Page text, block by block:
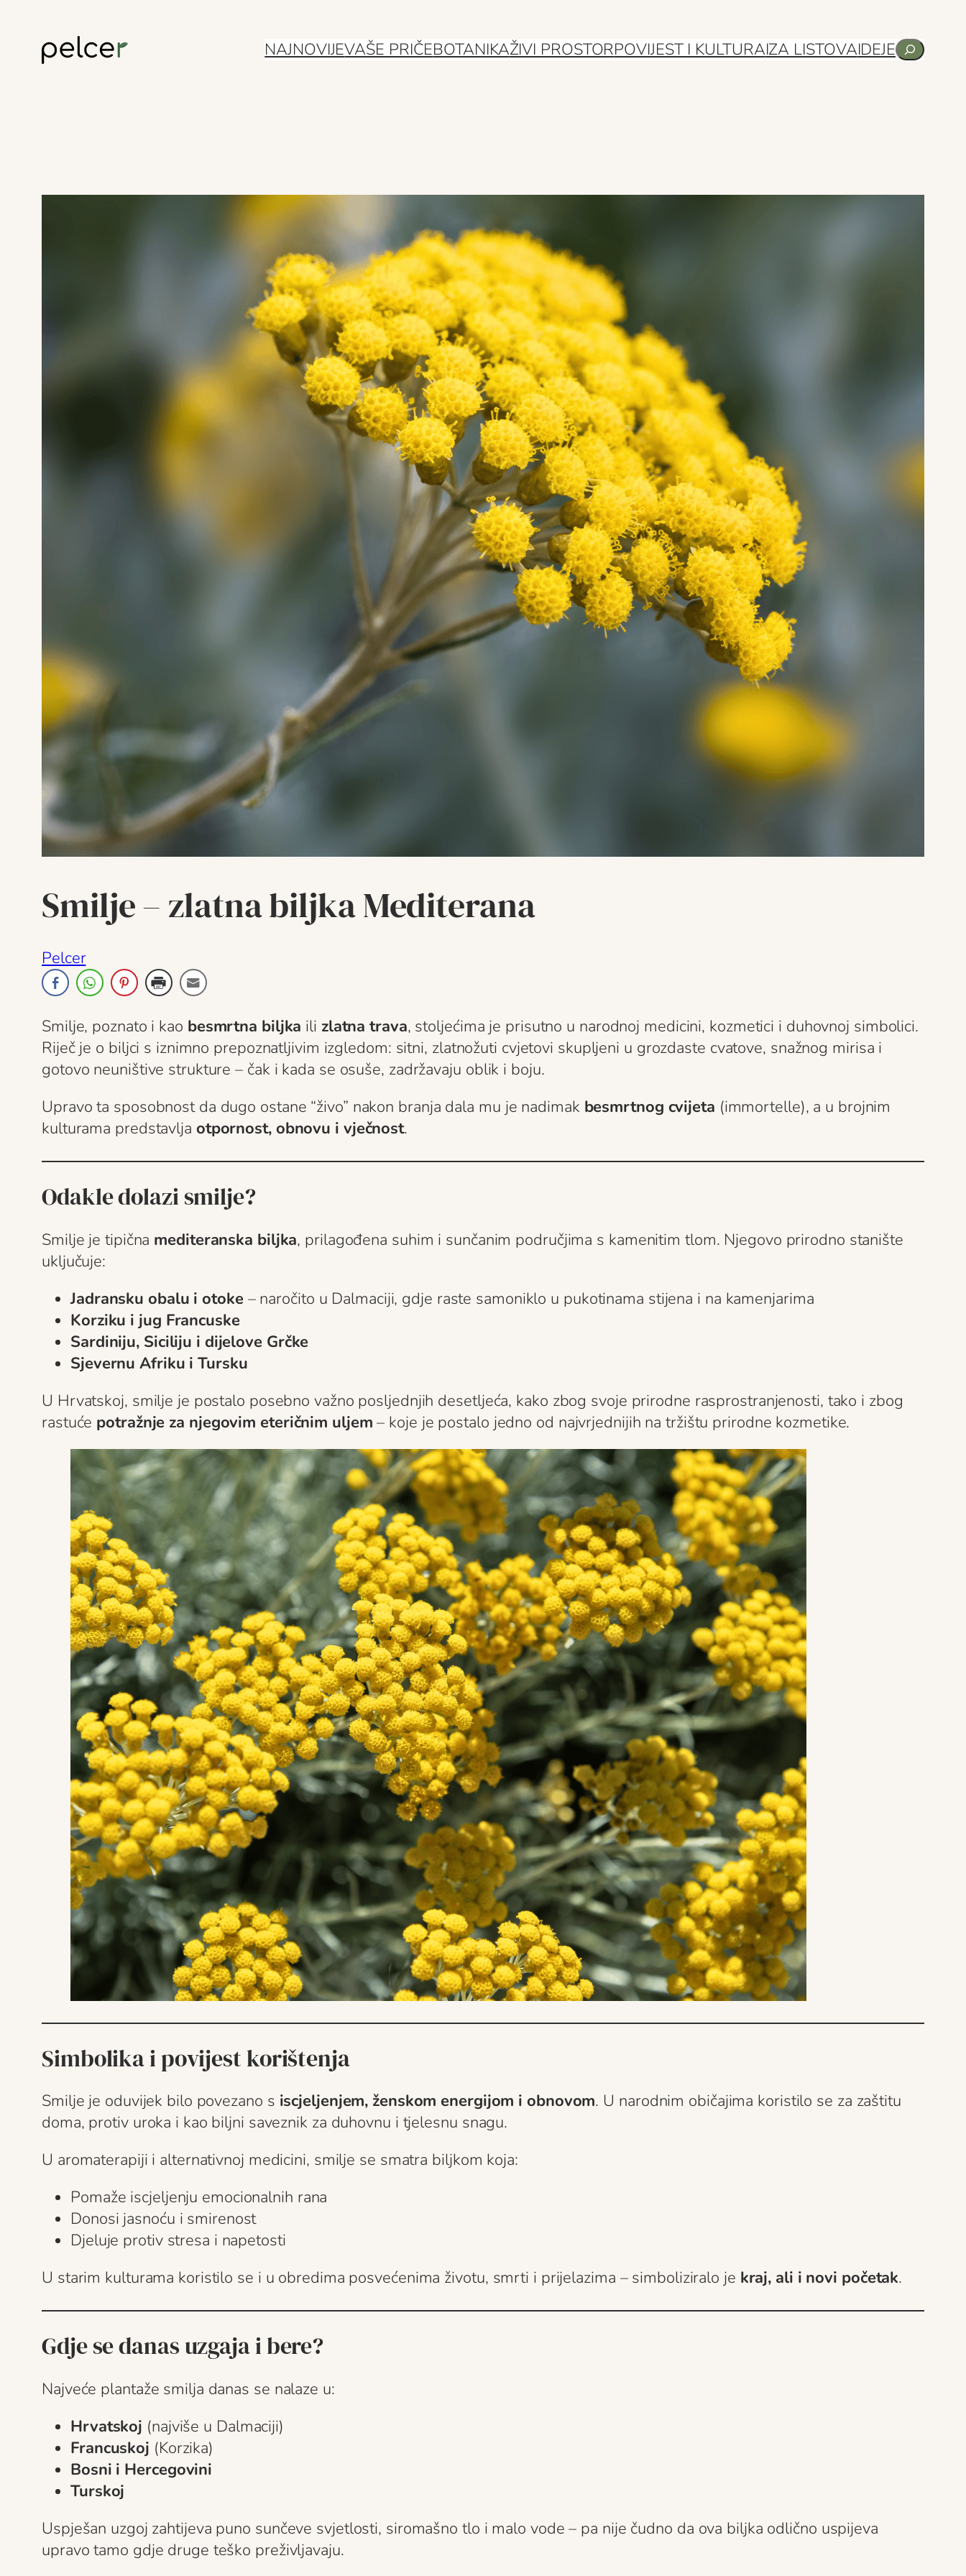
NAJNOVIJEVAŠE PRIČEBOTANIKAŽIVI PROSTORPOVIJEST I KULTURAIZA LISTOVAIDEJEPretraga
Smilje – zlatna biljka Mediterana
Pelcer
Smilje, poznato i kao besmrtna biljka ili zlatna trava, stoljećima je prisutno u narodnoj medicini, kozmetici i duhovnoj simbolici.
Riječ je o biljci s iznimno prepoznatljivim izgledom: sitni, zlatnožuti cvjetovi skupljeni u grozdaste cvatove, snažnog mirisa i
gotovo neuništive strukture – čak i kada se osuše, zadržavaju oblik i boju.
Upravo ta sposobnost da dugo ostane “živo” nakon branja dala mu je nadimak besmrtnog cvijeta (immortelle), a u brojnim
kulturama predstavlja otpornost, obnovu i vječnost.
Odakle dolazi smilje?
Smilje je tipična mediteranska biljka, prilagođena suhim i sunčanim područjima s kamenitim tlom. Njegovo prirodno stanište
uključuje:
Jadransku obalu i otoke– naročito u Dalmaciji, gdje raste samoniklo u pukotinama stijena i na kamenjarima
Korziku i jug Francuske
Sardiniju, Siciliju i dijelove Grčke
Sjevernu Afriku i Tursku
U Hrvatskoj, smilje je postalo posebno važno posljednjih desetljeća, kako zbog svoje prirodne rasprostranjenosti, tako i zbog
rastuće potražnje za njegovim eteričnim uljem – koje je postalo jedno od najvrjednijih na tržištu prirodne kozmetike.
Simbolika i povijest korištenja
Smilje je oduvijek bilo povezano s iscjeljenjem, ženskom energijom i obnovom. U narodnim običajima koristilo se za zaštitu
doma, protiv uroka i kao biljni saveznik za duhovnu i tjelesnu snagu.
U aromaterapiji i alternativnoj medicini, smilje se smatra biljkom koja:
Pomaže iscjeljenju emocionalnih rana
Donosi jasnoću i smirenost
Djeluje protiv stresa i napetosti
U starim kulturama koristilo se i u obredima posvećenima životu, smrti i prijelazima – simboliziralo je kraj, ali i novi početak.
Gdje se danas uzgaja i bere?
Najveće plantaže smilja danas se nalaze u:
Hrvatskoj (najviše u Dalmaciji)
Francuskoj (Korzika)
Bosni i Hercegovini
Turskoj
Uspješan uzgoj zahtijeva puno sunčeve svjetlosti, siromašno tlo i malo vode – pa nije čudno da ova biljka odlično uspijeva
upravo tamo gdje druge teško preživljavaju.